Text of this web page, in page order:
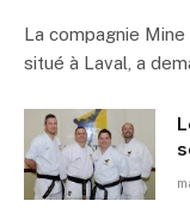
La compagnie
situé à Laval, a